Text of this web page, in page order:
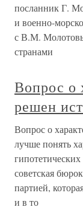
посланник Г.
и военно-
с В.М.
странами
Вопрос о
решен
Вопрос о
лучше понять
советская
партией,
и в то